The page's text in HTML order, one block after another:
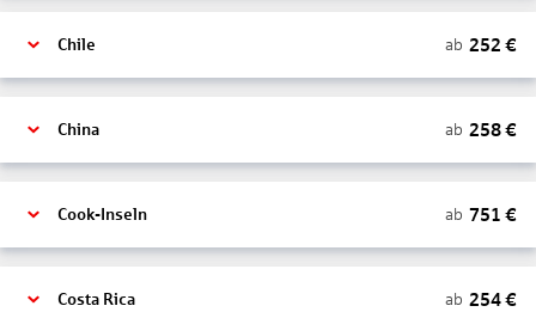
Chile ab 252 €
China ab 258€
Cook-Inseln ab 751 €
Costa Rica ab 254€